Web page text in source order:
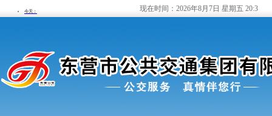
现在时间： 2026年8月7日 星期五 20:3